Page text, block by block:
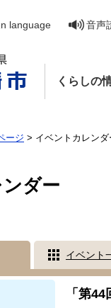
language 音声
くらしの
ージ > イベントカレンダ
ダー
イベント
「第